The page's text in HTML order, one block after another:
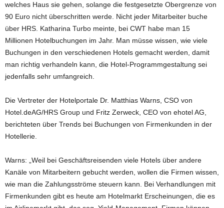
welches Haus sie gehen, solange die festgesetzte Obergrenze von
90 Euro nicht überschritten werde. Nicht jeder Mitarbeiter buche
über HRS. Katharina Turbo meinte, bei CWT habe man 15
Millionen Hotelbuchungen im Jahr. Man müsse wissen, wie viele
Buchungen in den verschiedenen Hotels gemacht werden, damit
man richtig verhandeln kann, die Hotel-Programmgestaltung sei
jedenfalls sehr umfangreich.
Die Vertreter der Hotelportale Dr. Matthias Warns, CSO von
Hotel.deAG/HRS Group und Fritz Zerweck, CEO von ehotel AG,
berichteten über Trends bei Buchungen von Firmenkunden in der
Hotellerie.
Warns: „Weil bei Geschäftsreisenden viele Hotels über andere
Kanäle von Mitarbeitern gebucht werden, wollen die Firmen wissen,
wie man die Zahlungsströme steuern kann. Bei Verhandlungen mit
Firmenkunden gibt es heute am Hotelmarkt Erscheinungen, die es